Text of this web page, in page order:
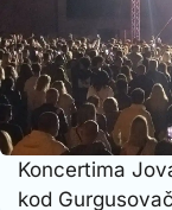
Koncertima
kod